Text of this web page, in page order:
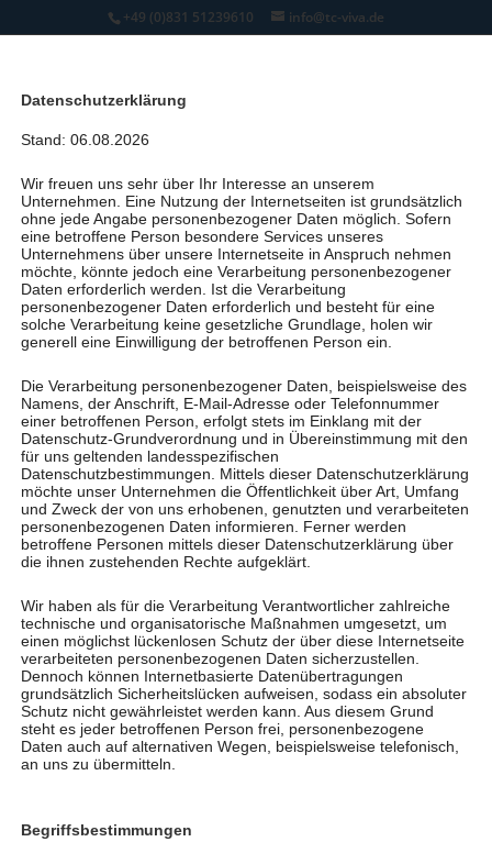
+49 (0)831 51239610 info@tc-viva.de
Physiotherapie in
Kempten
In der Physiotherapie werden Kinder und
Erwachsene einerseits durch krankengymnastische
und andererseits durch physikalische und manuelle
Heilverfahren die passive und die aktive Bewegung
des Menschen genutzt. Die physikalische Therapie
nutzt die Methoden der Massage, Elektrotherapie,
sowie der Thermotherapie.
Unsere Leistungen
Datenschutzerklärung
Stand: 06.08.2026
Wir freuen uns sehr über Ihr Interesse an unserem
Unternehmen. Eine Nutzung der Internetseiten ist grundsätzlich
ohne jede Angabe personenbezogener Daten möglich. Sofern
eine betroffene Person besondere Services unseres
Unternehmens über unsere Internetseite in Anspruch nehmen
möchte, könnte jedoch eine Verarbeitung personenbezogener
Daten erforderlich werden. Ist die Verarbeitung
personenbezogener Daten erforderlich und besteht für eine
solche Verarbeitung keine gesetzliche Grundlage, holen wir
generell eine Einwilligung der betroffenen Person ein.
Die Verarbeitung personenbezogener Daten, beispielsweise des
Namens, der Anschrift, E-Mail-Adresse oder Telefonnummer
einer betroffenen Person, erfolgt stets im Einklang mit der
Datenschutz-Grundverordnung und in Übereinstimmung mit den
für uns geltenden landesspezifischen
Datenschutzbestimmungen. Mittels dieser Datenschutzerklärung
möchte unser Unternehmen die Öffentlichkeit über Art, Umfang
und Zweck der von uns erhobenen, genutzten und verarbeiteten
personenbezogenen Daten informieren. Ferner werden
betroffene Personen mittels dieser Datenschutzerklärung über
die ihnen zustehenden Rechte aufgeklärt.
Wir haben als für die Verarbeitung Verantwortlicher zahlreiche
technische und organisatorische Maßnahmen umgesetzt, um
einen möglichst lückenlosen Schutz der über diese Internetseite
verarbeiteten personenbezogenen Daten sicherzustellen.
Dennoch können Internetbasierte Datenübertragungen
grundsätzlich Sicherheitslücken aufweisen, sodass ein absoluter
Schutz nicht gewährleistet werden kann. Aus diesem Grund
steht es jeder betroffenen Person frei, personenbezogene
Daten auch auf alternativen Wegen, beispielsweise telefonisch,
an uns zu übermitteln.
Begriffsbestimmungen